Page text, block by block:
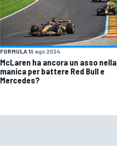
FORMULA 19 ago 2024
McLaren ha ancora un asso nella
manica per battere Red Bull e
Mercedes?